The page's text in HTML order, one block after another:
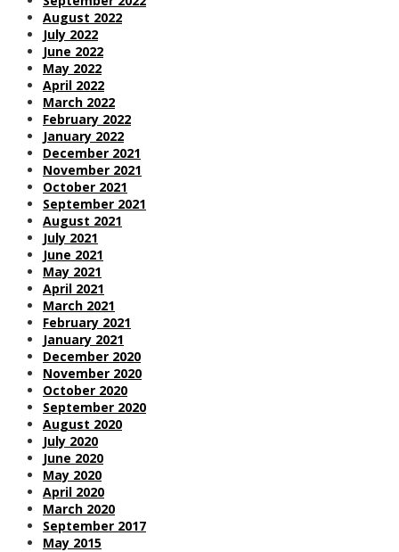
August 2022
July 2022
June 2022
May 2022
April 2022
March 2022
February 2022
January 2022
December 2021
November 2021
October 2021
September 2021
August 2021
July 2021
June 2021
May 2021
April 2021
March 2021
February 2021
January 2021
December 2020
November 2020
October 2020
September 2020
August 2020
July 2020
June 2020
May 2020
April 2020
March 2020
September 2017
May 2015